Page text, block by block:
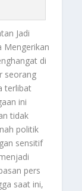
Jadi
Mengerikan
di
seorang
terlibat
ini
tidak
politik
sensitif
pers
saat ini,